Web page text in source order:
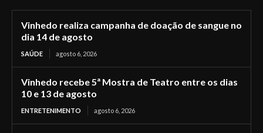
Vinhedo realiza campanha de doação de sangue no
dia 14 de agosto
SAÚDE agosto 6, 2026
Vinhedo recebe 5ª Mostra de Teatro entre os dias
10 e 13 de agosto
ENTRETENIMENTO agosto 6, 2026